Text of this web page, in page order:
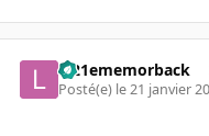
le21ememorback
Posté(e) le 21 janvier